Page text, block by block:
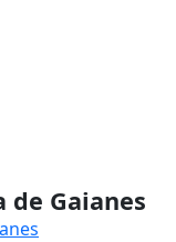
de Gaianes